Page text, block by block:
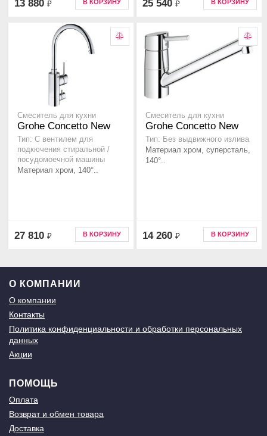
13 880 ₽ В КОРЗИНУ 25 540 ₽ В КОРЗИНУ
Смеситель для кухни
Grohe Concetto New
Тип: С вентилем для
подкючения стиральной /
посудомоечной машины
Материал хром, 140°..
27 810 ₽ В КОРЗИНУ
Смеситель для кухни
Grohe Concetto New
Тип: Без выдвижного излива
Материал хром, суперсталь,
140°..
14 260 ₽ В КОРЗИНУ
О КОМПАНИИ
О компании
Контакты
Политика конфиденциальности и обработки персональных
данных
Акции
ПОМОЩЬ
Оплата
Возврат и обмен товара
Доставка